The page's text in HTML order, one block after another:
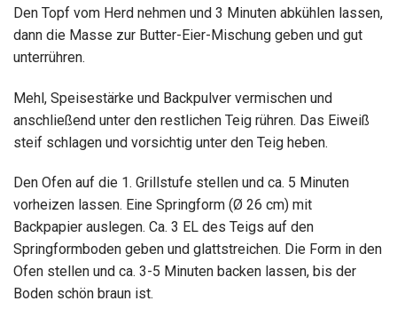
Den Topf vom Herd nehmen und 3 Minuten abkühlen lassen,
dann die Masse zur Butter-Eier-Mischung geben und gut
unterrühren.
Mehl, Speisestärke und Backpulver vermischen und
anschließend unter den restlichen Teig rühren. Das Eiweiß
steif schlagen und vorsichtig unter den Teig heben.
Den Ofen auf die 1. Grillstufe stellen und ca. 5 Minuten
vorheizen lassen. Eine Springform (Ø 26 cm) mit
Backpapier auslegen. Ca. 3 EL des Teigs auf den
Springformboden geben und glattstreichen. Die Form in den
Ofen stellen und ca. 3-5 Minuten backen lassen, bis der
Boden schön braun ist.